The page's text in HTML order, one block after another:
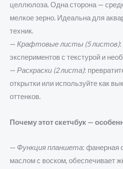
целлюлоза. Одна сторона —
мелкое зерно. Идеальна для
техник.
— Крафтовые листы (5 листов):
экспериментов с текстурой и
— Раскраски (2 листа):
открытки или используйте как
оттенков.
Почему этот скетчбук —
— Функция планшета: фанерная
маслом с воском, обеспечивает